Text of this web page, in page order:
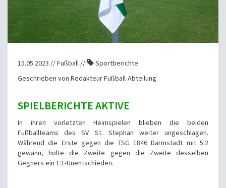
15.05.2023 // Fußball //
Sportberichte
Geschrieben von Redakteur Fußball-Abteilung
SPIELBERICHTE AKTIVE
In ihren vorletzten Heimspielen blieben die beiden
Fußballteams des SV St. Stephan weiter ungeschlagen.
Während die Erste gegen die TSG 1846 Darmstadt mit 5:2
gewann, holte die Zweite gegen die Zweite desselben
Gegners ein 1:1-Unentschieden.